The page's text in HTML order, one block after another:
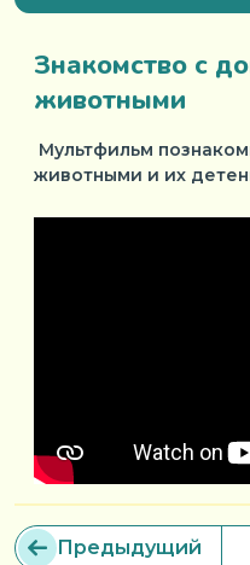
Знакомство с
животными
Mультфильм
животными и их
Предыдущий